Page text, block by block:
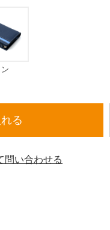
ン
る
問い合わせる